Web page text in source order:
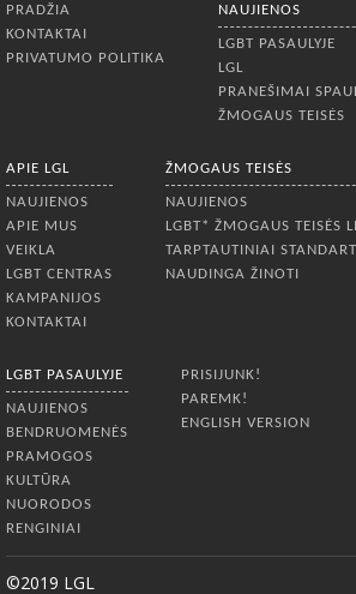
PRADŽIA
KONTAKTAI
PRIVATUMO POLITIKA
NAUJIENOS
LGBT PASAULYJE
LGL
PRANEŠIMAI
ŽMOGAUS TEISĖS
APIE LGL
NAUJIENOS
APIE MUS
VEIKLA
LGBT CENTRAS
KAMPANIJOS
KONTAKTAI
ŽMOGAUS TEISĖS
NAUJIENOS
LGBT* ŽMOGAUS TEISĖS
TARPTAUTINIAI
NAUDINGA ŽINOTI
LGBT PASAULYJE
NAUJIENOS
BENDRUOMENĖS
PRAMOGOS
KULTŪRA
NUORODOS
RENGINIAI
PRISIJUNK!
PAREMK!
ENGLISH VERSION
©2019 LGL